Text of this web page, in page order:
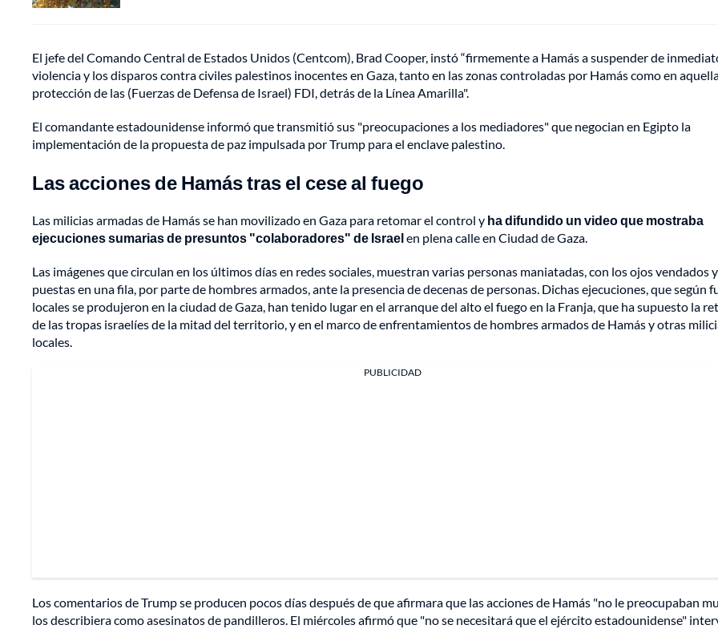
El jefe del Comando Central de Estados Unidos (Centcom), Brad Cooper, instó “firmemente a Hamás a suspender de
violencia y los disparos contra civiles palestinos inocentes en Gaza, tanto en las zonas controladas por Hamás como en
protección de las (Fuerzas de Defensa de Israel) FDI, detrás de la Línea Amarilla".
El comandante estadounidense informó que transmitió sus "preocupaciones a los mediadores" que negocian en Egipto la
implementación de la propuesta de paz impulsada por Trump para el enclave palestino.
Las acciones de Hamás tras el cese al fuego
Las milicias armadas de Hamás se han movilizado en Gaza para retomar el control y ha difundido un video que mostraba
ejecuciones sumarias de presuntos "colaboradores" de Israelen plena calle en Ciudad de Gaza.
Las imágenes que circulan en los últimos días en redes sociales, muestran varias personas maniatadas, con los ojos vendados y
puestas en una fila, por parte de hombres armados, ante la presencia de decenas de personas. Dichas ejecuciones, que según
locales se produjeron en la ciudad de Gaza, han tenido lugar en el arranque del alto el fuego en la Franja, que ha supuesto la
de las tropas israelíes de la mitad del territorio, y en el marco de enfrentamientos de hombres armados de Hamás y otras
locales.
PUBLICIDAD
Los comentarios de Trump se producen pocos días después de que afirmara que las acciones de Hamás "no le preocupaban
los describiera como asesinatos de pandilleros. El miércoles afirmó que "no se necesitará que el ejército estadounidense"